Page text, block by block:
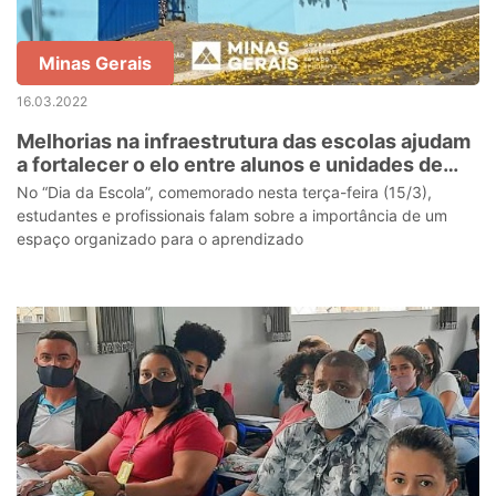
Minas Gerais
16.03.2022
Melhorias na infraestrutura das escolas ajudam
a fortalecer o elo entre alunos e unidades de
ensino
No “Dia da Escola”, comemorado nesta terça-feira (15/3),
estudantes e profissionais falam sobre a importância de um
espaço organizado para o aprendizado